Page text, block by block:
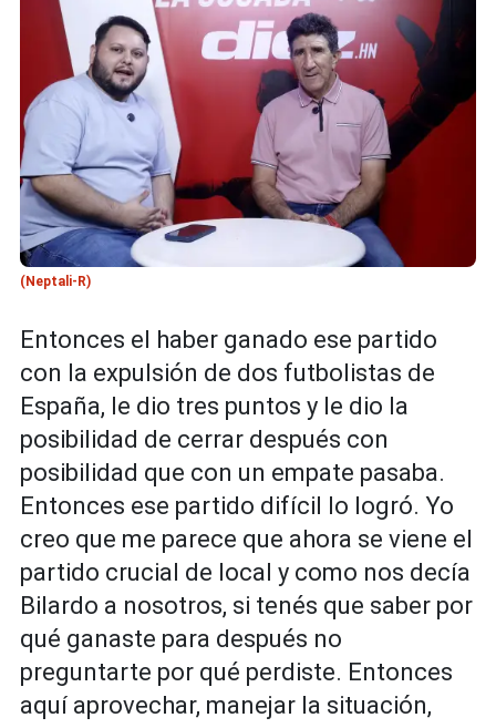
(Neptali-R)
Entonces el haber ganado ese partido
con la expulsión de dos futbolistas de
España, le dio tres puntos y le dio la
posibilidad de cerrar después con
posibilidad que con un empate pasaba.
Entonces ese partido difícil lo logró. Yo
creo que me parece que ahora se viene el
partido crucial de local y como nos decía
Bilardo a nosotros, si tenés que saber por
qué ganaste para después no
preguntarte por qué perdiste. Entonces
aquí aprovechar, manejar la situación,